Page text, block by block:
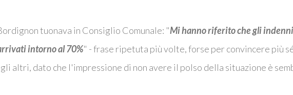
tuonava in Consiglio Comunale: "Mi hanno riferito che gli
intorno al 70%" - frase ripetuta più volte, forse per convincere più
altri, dato che l'impressione di non avere il polso della situazione è